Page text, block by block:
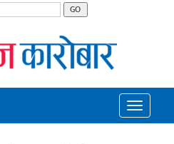
GO
Toggle